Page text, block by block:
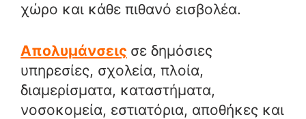
χώρο και κάθε πιθανό εισβολέα.
Απολυμάνσεις σε δημόσιες
υπηρεσίες, σχολεία, πλοία,
διαμερίσματα, καταστήματα,
νοσοκομεία, εστιατόρια, αποθήκες και